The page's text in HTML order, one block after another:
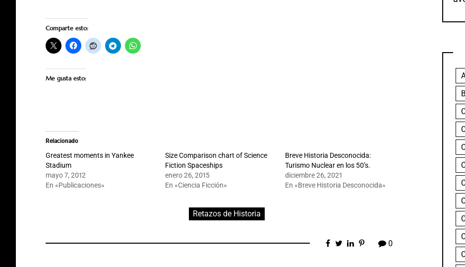
Comparte esto:
Me gusta esto:
Relacionado
Greatest moments in Yankee
Stadium
mayo 7, 2012
En «Publicaciones»
Size Comparison chart of Science
Fiction Spaceships
enero 26, 2015
En «Ciencia Ficción»
Breve Historia Desconocida:
Turismo Nuclear en los 50’s.
diciembre 26, 2021
En «Breve Historia Desconocida»
Retazos de Historia
0